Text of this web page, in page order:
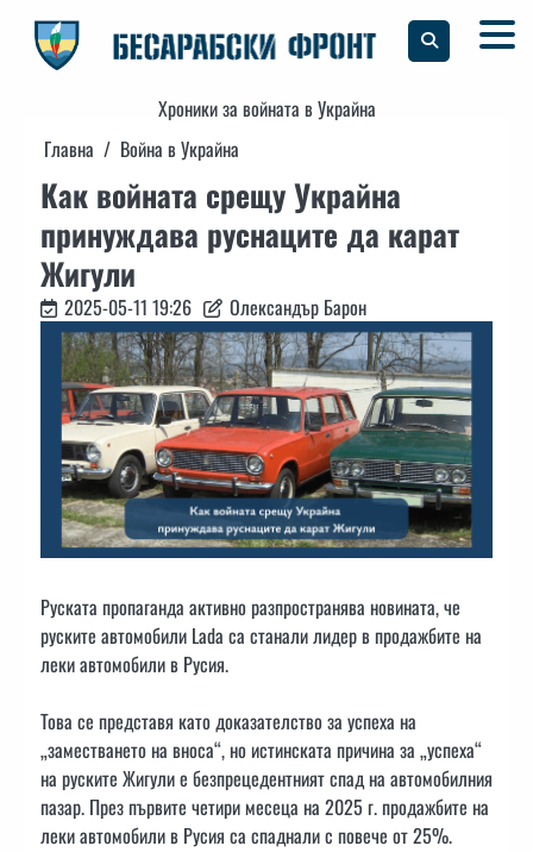
content
Хроники за войната в Украйна
Главна
Война в Украйна
Как войната срещу Украйна
принуждава руснаците да карат
Жигули
2025-05-11 19:26 Олександър Барон
Руската пропаганда активно разпространява новината, че
руските автомобили Lada са станали лидер в продажбите на
леки автомобили в Русия.
Това се представя като доказателство за успеха на
„заместването на вноса“, но истинската причина за „успеха“
на руските Жигули е безпрецедентният спад на автомобилния
пазар. През първите четири месеца на 2025 г. продажбите на
леки автомобили в Русия са спаднали с повече от 25%.